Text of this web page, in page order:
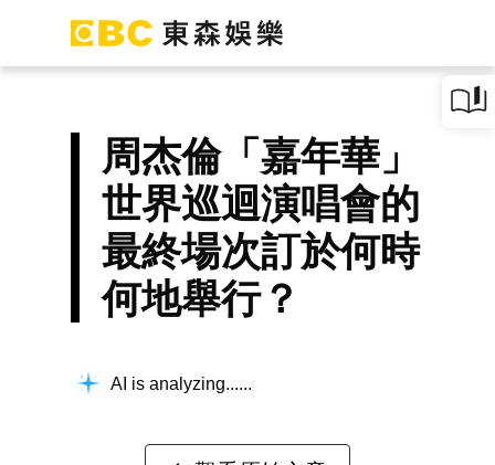
周杰倫「嘉年華」
世界巡迴演唱會的
最終場次訂於何時
何地舉行？
AI is analyzing...